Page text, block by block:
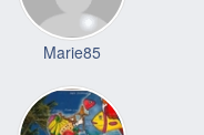
Marie85